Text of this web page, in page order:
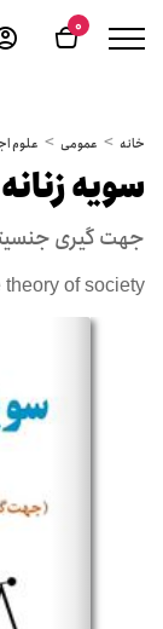
0
خانه عمومی علوم
سویه
جهت گیری
of society